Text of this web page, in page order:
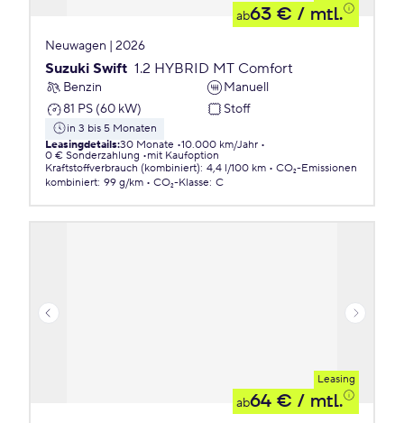
ab63 € / mtl.
Neuwagen | 2026
Suzuki Swift 1.2 HYBRID MT Comfort
Benzin
Manuell
81 PS (60 kW)
Stoff
in 3 bis 5 Monaten
Leasingdetails:30 Monate 10.000 km/Jahr
0 € Sonderzahlung
mit Kaufoption
Kraftstoffverbrauch (kombiniert): 4,4 l/100 km
CO₂-Emissionen
kombiniert: 99 g/km CO₂-Klasse: C
Leasing
ab64 € / mtl.